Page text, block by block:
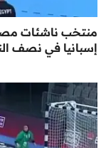
منتخب ناشئات مصر
إسبانيا في نصف